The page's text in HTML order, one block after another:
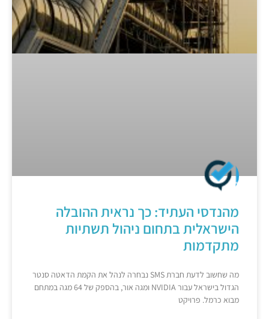
מהנדסי העתיד: כך נראית ההובלה
הישראלית בתחום ניהול תשתיות
מתקדמות
מה שחשוב לדעת חברת SMS נבחרה לנהל את הקמת הדאטה סנטר
הגדול בישראל עבור NVIDIA ומגה אור, בהספק של 64 מגה במתחם
מבוא כרמל. פרויקט